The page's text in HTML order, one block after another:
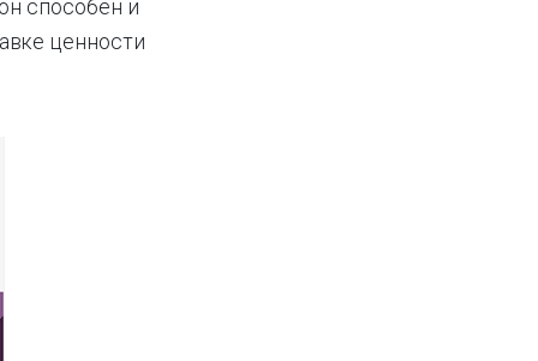
способен и
ценности